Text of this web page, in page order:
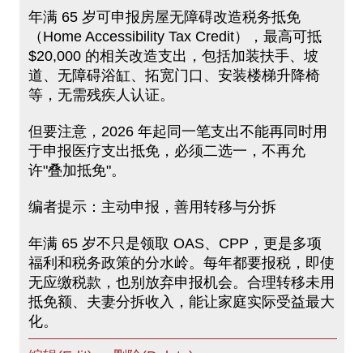
年满 65 岁可申报房屋无障碍改造税务抵免
（Home Accessibility Tax Credit），最高可抵
$20,000 的相关改造支出，包括加装扶手、坡
道、无障碍浴缸、拓宽门口、安装楼梯升降椅
等，无需残疾人认证。
但要注意，2026 年起同一笔支出不能再同时用
于申报医疗支出抵免，必须二选一，不再允
许"叠加抵免"。
编者提示：主动申报，善用转移与分拆
年满 65 岁不只是领取 OAS、CPP，更是多项
福利和税务政策的分水岭。每年都要报税，即使
无应缴税款，也别放弃申报机会。合理转移未用
抵免额、夫妻分拆收入，能让家庭实际受益最大
化。